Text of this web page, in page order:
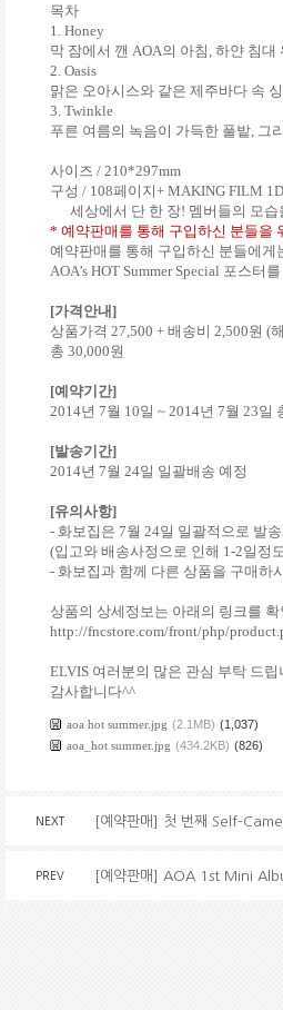
목차
1. Honey
막 잠에서 깬 AOA의 아침 , 하얀 침대
2. Oasis
맑은 오아시스와 같은 제주바다 속
3. Twinkle
푸른 여름의 녹음이 가득한 풀밭, 그
사이즈 / 210*297mm
구성 / 108페이지+ MAKING FILM
세상에서 단 한 장! 멤버들의 모
* 예약판매를 통해 구입하신 분들을
예약판매를 통해 구입하신 분들에게
AOA’s HOT Summer Special 포스터
[가격안내 ]
상품가격 27,500 + 배송비 2,500원 (
총 30,000원
[예약기간]
2014년 7월 10일 ~ 2014년 7월 23일
[발송기간]
2014년 7월 24일 일괄배송 예정
[유의사항]
- 화보집은 7월 24일 일괄적으로 발
(입고와 배송사정으로 인해 1-2일정
- 화보집과 함께 다른 상품을 구매하
상품의 상세정보는 아래의 링크를
http://fncstore.com/front/php/
ELVIS 여러분의 많은 관심 부탁 드립
감사합니다^^
aoa hot summer.jpg (2.1MB) (1,037)
aoa_hot summer.jpg (434.2KB) (826)
NEXT [예약판매] 첫 번째 Self-
PREV [예약판매] AOA 1st Mini